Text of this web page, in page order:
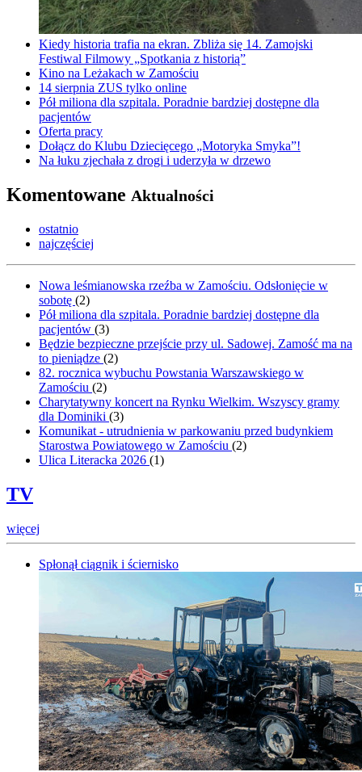
Kiedy historia trafia na ekran. Zbliża się 14. Zamojski
Festiwal Filmowy „Spotkania z historią”
Kino na Leżakach w Zamościu
14 sierpnia ZUS tylko online
Pół miliona dla szpitala. Poradnie bardziej dostępne dla
pacjentów
Oferta pracy
Dołącz do Klubu Dziecięcego „Motoryka Smyka”!
Na łuku zjechała z drogi i uderzyła w drzewo
Komentowane Aktualności
ostatnio
najczęściej
Nowa leśmianowska rzeźba w Zamościu. Odsłonięcie w
sobotę (2)
Pół miliona dla szpitala. Poradnie bardziej dostępne dla
pacjentów (3)
Będzie bezpieczne przejście przy ul. Sadowej. Zamość ma na
to pieniądze (2)
82. rocznica wybuchu Powstania Warszawskiego w
Zamościu (2)
Charytatywny koncert na Rynku Wielkim. Wszyscy gramy
dla Dominiki (3)
Komunikat - utrudnienia w parkowaniu przed budynkiem
Starostwa Powiatowego w Zamościu (2)
Ulica Literacka 2026 (1)
TV
więcej
Spłonął ciągnik i ściernisko